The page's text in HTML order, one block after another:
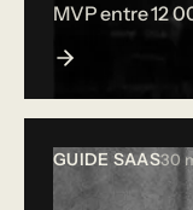
MVP entre 12
GUIDE SAAS30